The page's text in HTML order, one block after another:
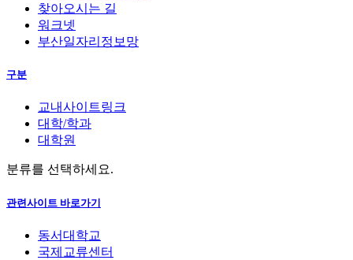
찾아오시는 길
워크넷
부산일자리정보망
구분
교내사이트링크
대학/학과
대학원
분류를 선택하세요.
관련사이트 바로가기
동서대학교
국제교류센터